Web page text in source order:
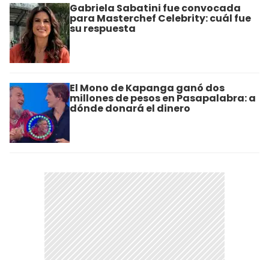
Gabriela Sabatini fue convocada
para Masterchef Celebrity: cuál fue
su respuesta
El Mono de Kapanga ganó dos
millones de pesos en Pasapalabra: a
dónde donará el dinero